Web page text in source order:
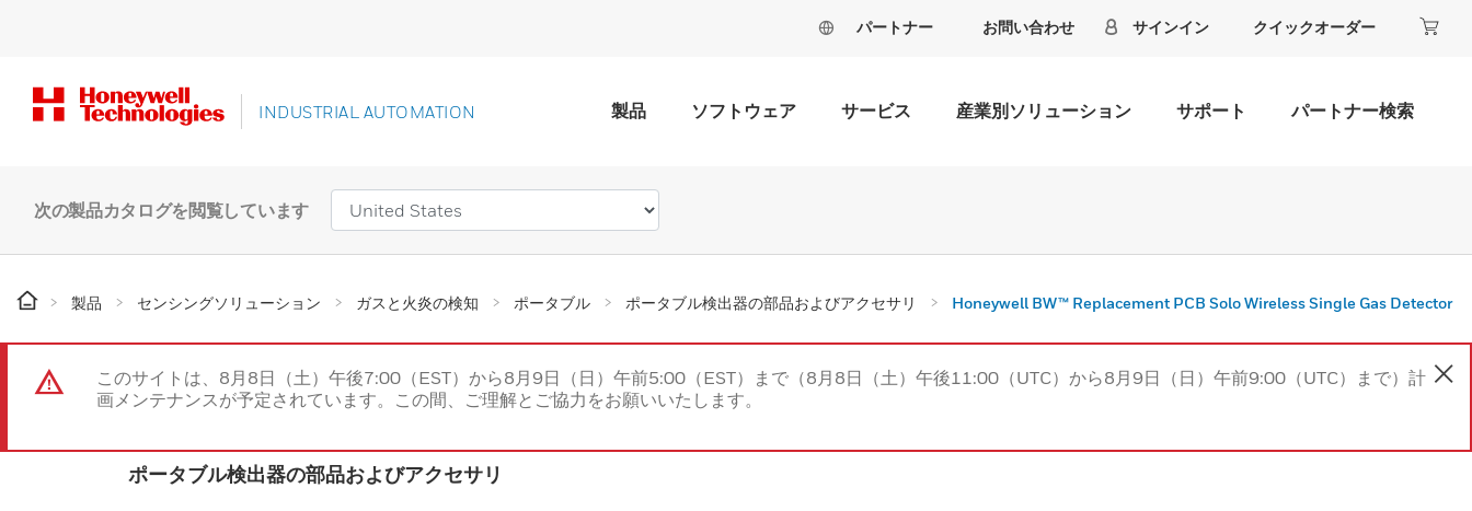
パートナー お問い合わせ サインイン クイックオーダー
INDUSTRIAL AUTOMATION 製品 ソフトウェア サービス 産業別ソリューション サポート パートナー検索
次の製品カタログを閲覧しています
製品 センシングソリューション ガスと火炎の検知 ポータブル ポータブル検出器の部品およびアクセサリ Honeywell BW™ Replacement PCB Solo Wireless Single Gas Detector
このサイトは、8月8日（土）午後7:00（EST）から8月9日（日）午前5:00（EST）まで（8月8日（土）午後11:00（UTC）から8月9日（日）午前9:00（UTC）まで）計
画メンテナンスが予定されています。この間、ご理解とご協力をお願いいたします。
ポータブル検出器の部品およびアクセサリ